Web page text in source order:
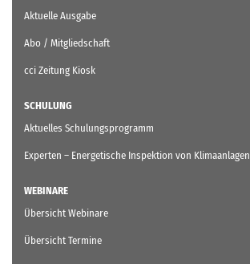
Aktuelle Ausgabe
Abo / Mitgliedschaft
cci Zeitung Kiosk
SCHULUNG
Aktuelles Schulungsprogramm
Experten – Energetische Inspektion von Klimaanlagen
WEBINARE
Übersicht Webinare
Übersicht Termine